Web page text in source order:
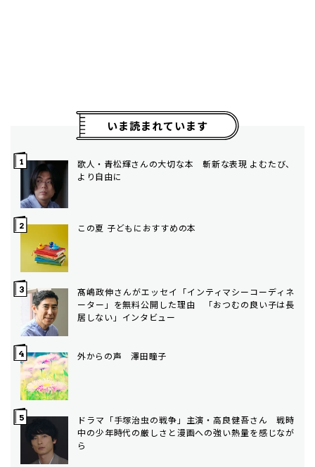
いま読まれています
歌人・青松輝さんの大切な本 斬新な表現 よむたび、
より自由に
この夏 子どもにおすすめの本
髙嶋政伸さんがエッセイ「インティマシーコーディネ
ーター」を無料公開した理由 「おつむの良い子は長
居しない」インタビュー
外からの声 澤田瞳子
ドラマ「手塚治虫の戦争」主演・高良健吾さん 戦時
中の少年時代の厳しさと漫画への強い熱量を感じなが
ら